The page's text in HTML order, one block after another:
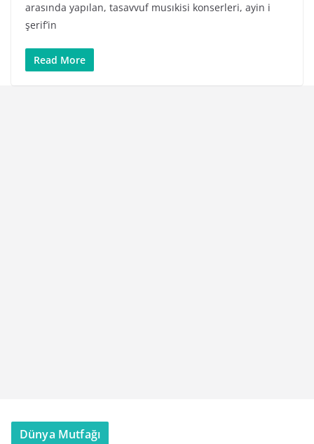
arasında yapılan, tasavvuf musıkisi konserleri, ayin i
şerif’in
Read More
Dünya Mutfağı